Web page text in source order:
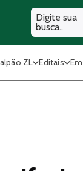
Digite sua
busca..
ZL Editais